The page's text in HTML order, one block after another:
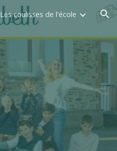
Les coulisses de l'école